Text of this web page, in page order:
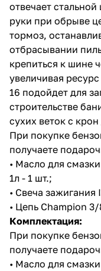
отвечает
руки при обрыве
тормоз,
отбрасывании
крепиться к шине
увеличивая
16 подойдет для
строительстве
сухих веток с
При покупке
получаете
• Масло для
1л - 1 шт.;
• Свеча зажигания
• Цепь Champion
Комплектация:
При покупке
получаете
• Масло для